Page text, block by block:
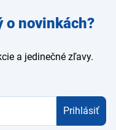
o novinkách?
a jedinečné zľavy.
Prihlásiť